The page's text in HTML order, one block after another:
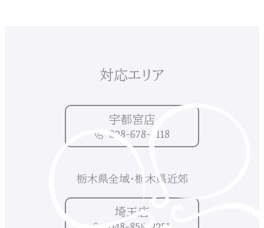
対応エリア
宇都宮店
028-678-6118
栃木県全域・栃木県近郊
埼玉店